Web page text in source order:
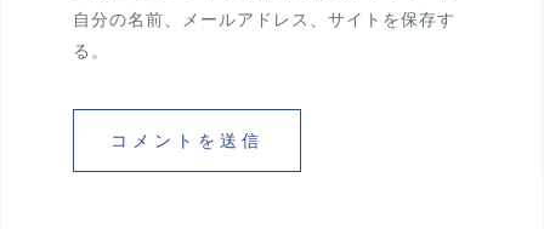
自分の名前、メールアドレス、サイトを保存す
る。